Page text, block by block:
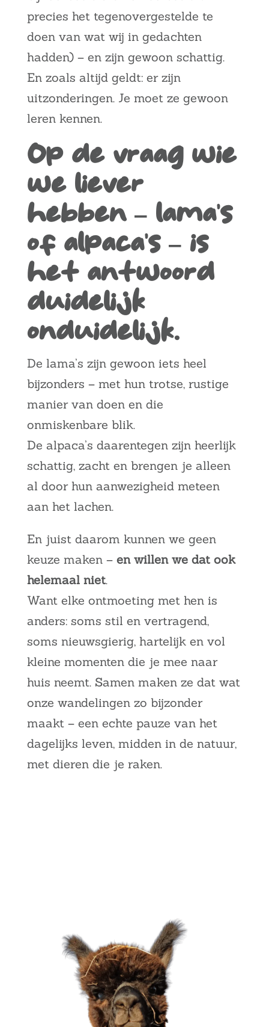
precies het tegenovergestelde te
doen van wat wij in gedachten
hadden) – en zijn gewoon schattig.
En zoals altijd geldt: er zijn
uitzonderingen. Je moet ze gewoon
leren kennen.
Op de vraag wie
we liever
hebben – lama’s
of alpaca’s – is
het antwoord
duidelijk
onduidelijk.
De lama’s zijn gewoon iets heel
bijzonders – met hun trotse, rustige
manier van doen en die
onmiskenbare blik.
De alpaca’s daarentegen zijn heerlijk
schattig, zacht en brengen je alleen
al door hun aanwezigheid meteen
aan het lachen.
En juist daarom kunnen we geen
keuze maken – en willen we dat ook
helemaal niet.
Want elke ontmoeting met hen is
anders: soms stil en vertragend,
soms nieuwsgierig, hartelijk en vol
kleine momenten die je mee naar
huis neemt. Samen maken ze dat wat
onze wandelingen zo bijzonder
maakt – een echte pauze van het
dagelijks leven, midden in de natuur,
met dieren die je raken.